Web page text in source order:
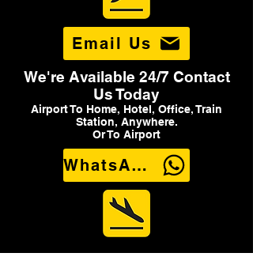
Email Us
We're Available 24/7 Contact
Us Today
Airport To Home, Hotel, Office, Train
Station, Anywhere.
Or To Airport
WhatsApp Us